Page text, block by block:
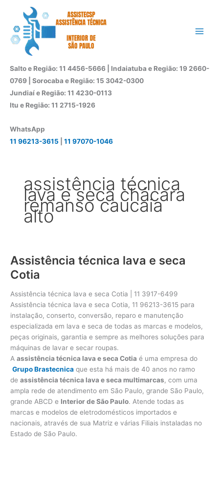
conteúdo
Salto e Região: 11 4456-5666 | Indaiatuba e Região: 19 2660-
0769 | Sorocaba e Região: 15 3042-0300
Jundiaí e Região: 11 4230-0113
Itu e Região: 11 2715-1926
WhatsApp
11 96213-3615
11 97070-1046
assistência técnica
lava e seca chácara
remanso caucaia
alto
Assistência técnica lava e seca
Cotia
Assistência técnica lava e seca Cotia | 11 3917-6499
Assistência técnica lava e seca Cotia, 11 96213-3615 para
instalação, conserto, conversão, reparo e manutenção
especializada em lava e seca de todas as marcas e modelos,
peças originais, garantia e sempre as melhores soluções para
máquinas de lavar e secar roupas.
Aassistência técnica lava e seca Cotia é uma empresa do
Grupo Brastecnica que esta há mais de 40 anos no ramo
deassistência técnica lava e seca multimarcas, com uma
ampla rede de atendimento em São Paulo, grande São Paulo,
grande ABCD e Interior de São Paulo. Atende todas as
marcas e modelos de eletrodomésticos importados e
nacionais, através de sua Matriz e várias Filiais instaladas no
Estado de São Paulo.